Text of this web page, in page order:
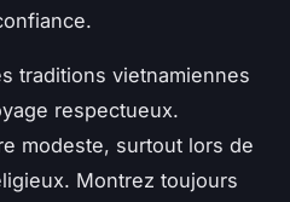
traditions vietnamiennes
respectueux.
modeste, surtout lors de
Montrez toujours